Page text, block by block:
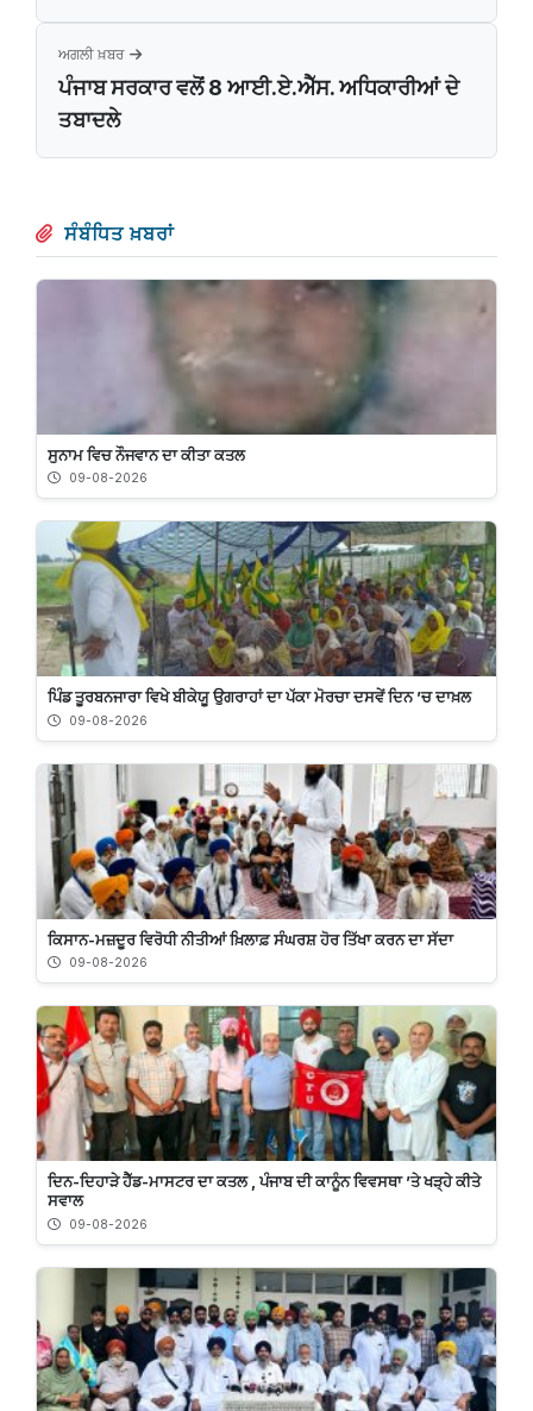
ਅਗਲੀ ਖ਼ਬਰ
ਪੰਜਾਬ ਸਰਕਾਰ ਵਲੋਂ 8 ਆਈ.ਏ.ਐੱਸ. ਅਧਿਕਾਰੀਆਂ ਦੇ
ਤਬਾਦਲੇ
ਸੰਬੰਧਿਤ ਖ਼ਬਰਾਂ
ਸੁਨਾਮ ਵਿਚ ਨੌਜਵਾਨ ਦਾ ਕੀਤਾ ਕਤਲ
09-08-2026
ਪਿੰਡ ਤੂਰਬਨਜਾਰਾ ਵਿਖੇ ਬੀਕੇਯੂ ਉਗਰਾਹਾਂ ਦਾ ਪੱਕਾ ਮੋਰਚਾ ਦਸਵੇਂ ਦਿਨ ’ਚ ਦਾਖ਼ਲ
09-08-2026
ਕਿਸਾਨ-ਮਜ਼ਦੂਰ ਵਿਰੋਧੀ ਨੀਤੀਆਂ ਖ਼ਿਲਾਫ਼ ਸੰਘਰਸ਼ ਹੋਰ ਤਿੱਖਾ ਕਰਨ ਦਾ ਸੱਦਾ
09-08-2026
ਦਿਨ-ਦਿਹਾੜੇ ਹੈੱਡ-ਮਾਸਟਰ ਦਾ ਕਤਲ , ਪੰਜਾਬ ਦੀ ਕਾਨੂੰਨ ਵਿਵਸਥਾ ’ਤੇ ਖੜ੍ਹੇ ਕੀਤੇ
ਸਵਾਲ
09-08-2026